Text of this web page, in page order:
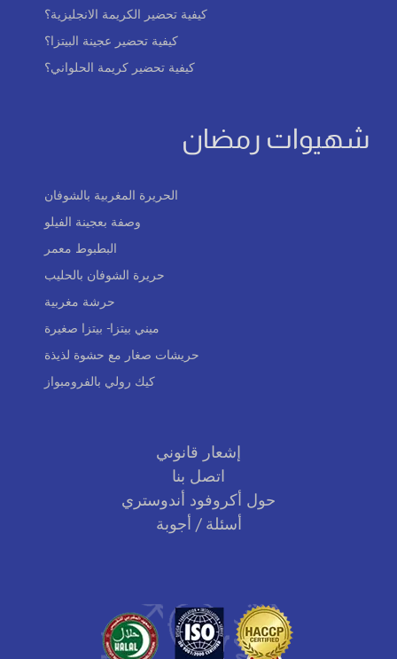
كيفية تحضير الكريمة الانجليزية؟
كيفية تحضير عجينة البيتزا؟
كيفية تحضير كريمة الحلواني؟
شهيوات رمضان
الحريرة المغربية بالشوفان
وصفة بعجينة الفيلو
البطبوط معمر
حريرة الشوفان بالحليب
حرشة مغربية
ميني بيتزا- بيتزا صغيرة
حريشات صغار مع حشوة لذيذة
كيك رولي بالفرومبواز
إشعار قانوني
اتصل بنا
حول أكروفود أندوستري
أسئلة / أجوبة